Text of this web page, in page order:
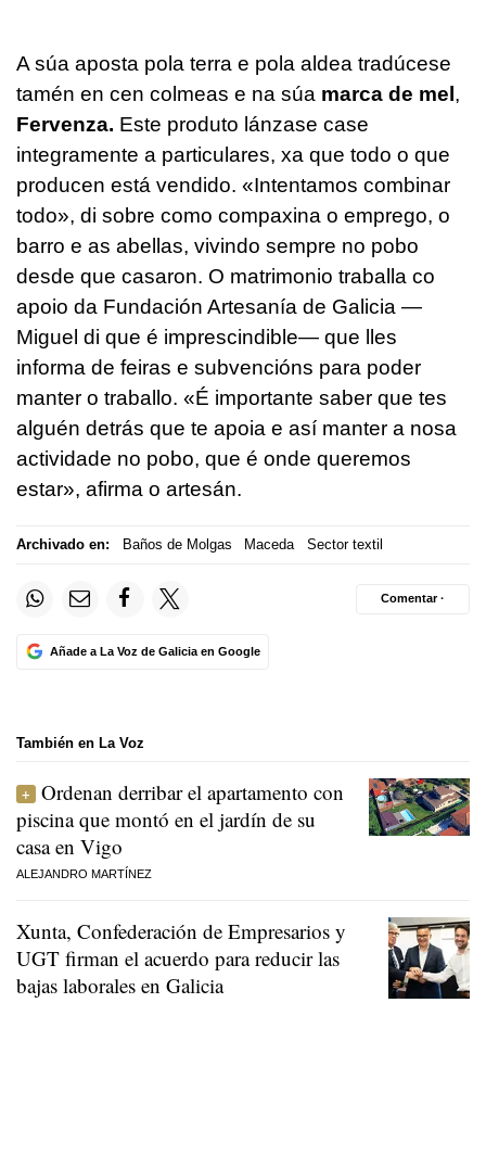
A súa aposta pola terra e pola aldea tradúcese
tamén en cen colmeas e na súa marca de mel,
Fervenza. Este produto lánzase case
integramente a particulares, xa que todo o que
producen está vendido. «Intentamos combinar
todo», di sobre como compaxina o emprego, o
barro e as abellas, vivindo sempre no pobo
desde que casaron. O matrimonio traballa co
apoio da Fundación Artesanía de Galicia —
Miguel di que é imprescindible— que lles
informa de feiras e subvencións para poder
manter o traballo. «É importante saber que tes
alguén detrás que te apoia e así manter a nosa
actividade no pobo, que é onde queremos
estar», afirma o artesán.
Archivado en: Baños de Molgas Maceda Sector textil
Añade a La Voz de Galicia en Google
Comentar ·
También en La Voz
Ordenan derribar el apartamento con
piscina que montó en el jardín de su
casa en Vigo
ALEJANDRO MARTÍNEZ
Xunta, Confederación de Empresarios y
UGT firman el acuerdo para reducir las
bajas laborales en Galicia